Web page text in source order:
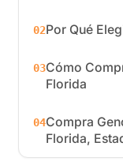
02Por Qué
03Cómo
Florida
04Compra
Florida,